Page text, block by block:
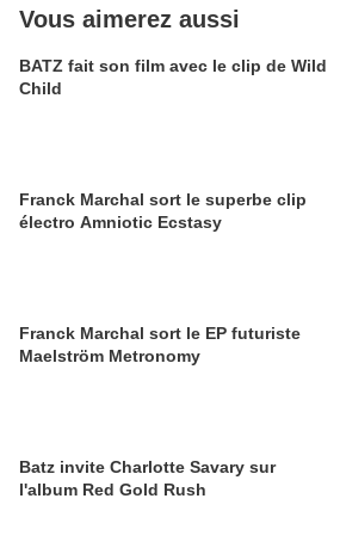
Vous aimerez aussi
BATZ fait son film avec le clip de Wild
Child
Franck Marchal sort le superbe clip
électro Amniotic Ecstasy
Franck Marchal sort le EP futuriste
Maelström Metronomy
Batz invite Charlotte Savary sur
l'album Red Gold Rush